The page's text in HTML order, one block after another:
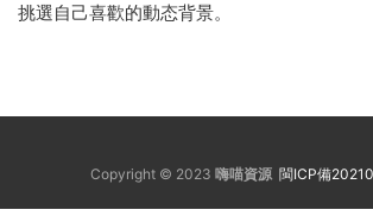
挑選自己喜歡的動态背景。
Copyright © 2023 嗨喵資源 閩ICP備